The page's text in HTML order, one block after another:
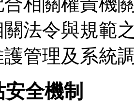
法令與規範
護管理及系統
全機制